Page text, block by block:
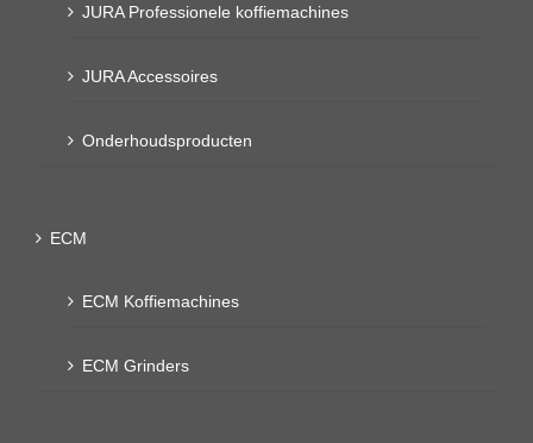
JURA Professionele koffiemachines
JURA Accessoires
Onderhoudsproducten
ECM
ECM Koffiemachines
ECM Grinders